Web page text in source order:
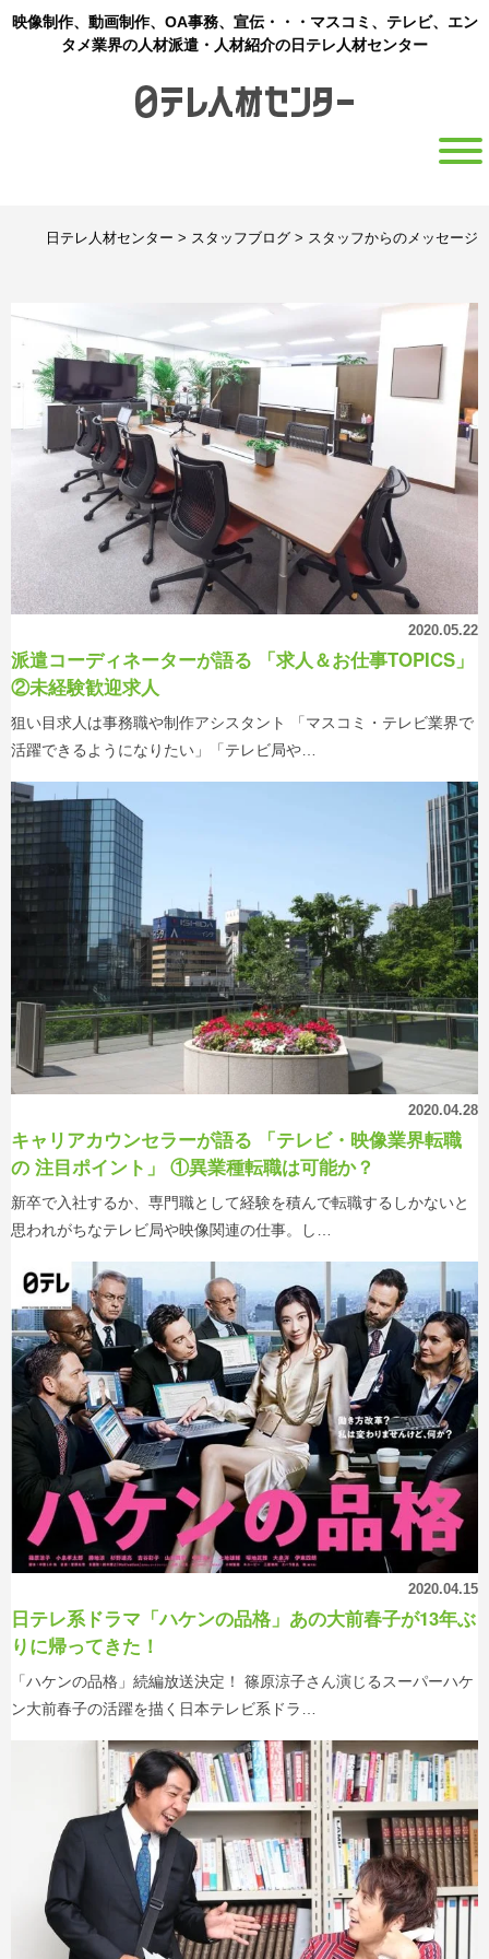
映像制作、動画制作、OA事務、宣伝・・・マスコミ、テレビ、エン
タメ業界の人材派遣・人材紹介の日テレ人材センター
日テレ人材センター > スタッフブログ > スタッフからのメッセージ
2020.05.22
派遣コーディネーターが語る 「求人＆お仕事TOPICS」
②未経験歓迎求人
狙い目求人は事務職や制作アシスタント 「マスコミ・テレビ業界で
活躍できるようになりたい」「テレビ局や…
2020.04.28
キャリアカウンセラーが語る 「テレビ・映像業界転職
の 注目ポイント」 ①異業種転職は可能か？
新卒で入社するか、専門職として経験を積んで転職するしかないと
思われがちなテレビ局や映像関連の仕事。し…
2020.04.15
日テレ系ドラマ「ハケンの品格」あの大前春子が13年ぶ
りに帰ってきた！
「ハケンの品格」続編放送決定！ 篠原涼子さん演じるスーパーハケ
ン大前春子の活躍を描く日本テレビ系ドラ…